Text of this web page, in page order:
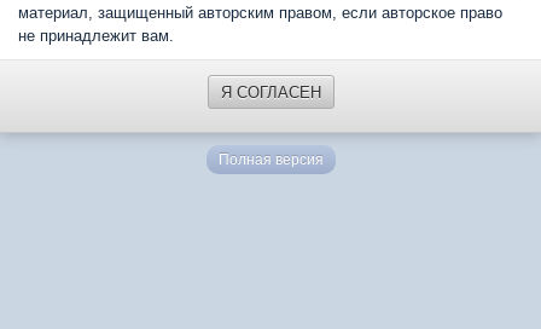
материал, защищенный авторским правом, если авторское право
не принадлежит вам.
Я СОГЛАСЕН
Полная версия